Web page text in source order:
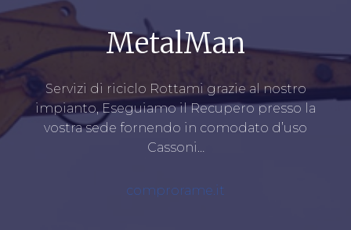
MetalMan
Servizi di riciclo Rottami grazie al nostro
impianto, Eseguiamo il Recupero presso la
vostra sede fornendo in comodato d’uso
Cassoni…
comprorame.it